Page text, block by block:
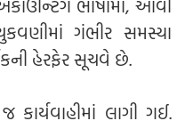
ગંભીર સમસ્યા
હેરફેર સૂચવે છે.
લાગી ગઈ.